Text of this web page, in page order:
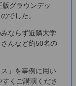
グラウンデッ
でした。
ならず近隣大学
んなど約50名の
」を事例に用い
くご講演くださ